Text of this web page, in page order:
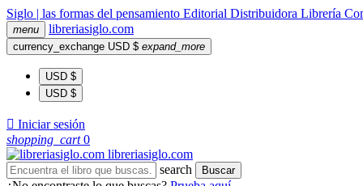
Siglo | las formas del pensamiento Editorial Distribuidora Librería
menu libreriasiglo.com
currency_exchange USD $ expand_more
USD $
USD $
 Iniciar sesión
shopping_cart 0
libreriasiglo.com
search
Buscar